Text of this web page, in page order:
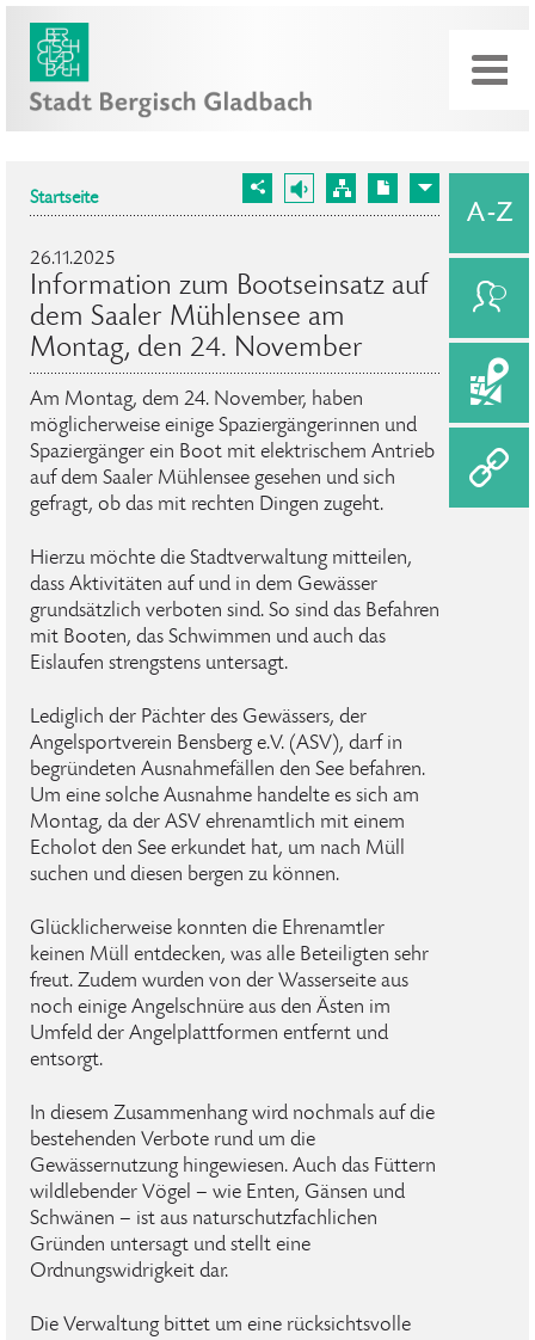
Startseite
26.11.2025
Information zum Bootseinsatz auf
dem Saaler Mühlensee am
Montag, den 24. November
Am Montag, dem 24. November, haben
möglicherweise einige Spaziergängerinnen und
Spaziergänger ein Boot mit elektrischem Antrieb
auf dem Saaler Mühlensee gesehen und sich
gefragt, ob das mit rechten Dingen zugeht.
Hierzu möchte die Stadtverwaltung mitteilen,
dass Aktivitäten auf und in dem Gewässer
grundsätzlich verboten sind. So sind das Befahren
mit Booten, das Schwimmen und auch das
Eislaufen strengstens untersagt.
Lediglich der Pächter des Gewässers, der
Angelsportverein Bensberg e.V. (ASV), darf in
begründeten Ausnahmefällen den See befahren.
Um eine solche Ausnahme handelte es sich am
Montag, da der ASV ehrenamtlich mit einem
Echolot den See erkundet hat, um nach Müll
suchen und diesen bergen zu können.
Glücklicherweise konnten die Ehrenamtler
keinen Müll entdecken, was alle Beteiligten sehr
freut. Zudem wurden von der Wasserseite aus
noch einige Angelschnüre aus den Ästen im
Umfeld der Angelplattformen entfernt und
entsorgt.
In diesem Zusammenhang wird nochmals auf die
bestehenden Verbote rund um die
Gewässernutzung hingewiesen. Auch das Füttern
wildlebender Vögel – wie Enten, Gänsen und
Schwänen – ist aus naturschutzfachlichen
Gründen untersagt und stellt eine
Ordnungswidrigkeit dar.
Die Verwaltung bittet um eine rücksichtsvolle